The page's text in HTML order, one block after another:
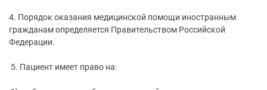
4. Порядок оказания медицинской помощи иностранным
гражданам определяется Правительством Российской
Федерации.
5. Пациент имеет право на: